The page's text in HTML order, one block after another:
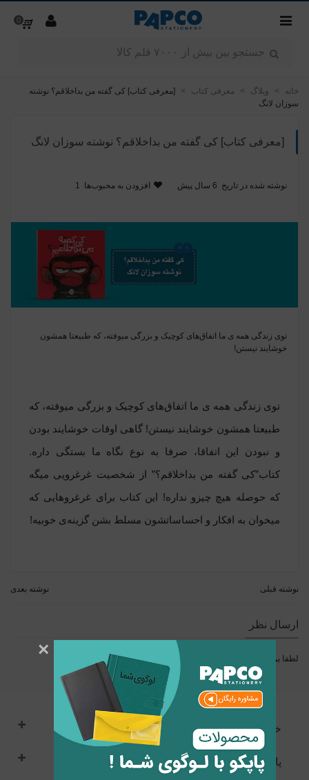
0
خانه > وبلاگ > معرفی کتاب >
[معرفی کتاب] کی گفته من بداخلاقم؟ نوشته
سوزان لانگ
[معرفی کتاب] کی گفته من بداخلاقم؟ نوشته سوزان لانگ
نوشته شده در تاریخ 6 سال پیش افزودن به محبوب‌ها 1
توی زندگی همه ی ما اتفاق‌های کوچیک و بزرگی میوفته، که طبیعتا همشون
خوشایند نیستن!
توی زندگی همه ی ما اتفاق‌های کوچیک و بزرگی میوفته، که
طبیعتا همشون خوشایند نیستن! گاهی اوقات خوشایند بودن
و نبودن این اتفاقا، صرفا به نوع نگاه ما بستگی داره.
کتاب”کی گفته من بداخلاقم؟” از شخصیت غرغرویی میگه
که حوصله هیچ چیزو نداره! این کتاب برای غرغروهایی که
میخوان به افکار و احساساتشون مسلط بشن گزینه‌ی خوبیه!
نوشته قبلی نوشته بعدی
ارسال نظر
لطفا برای ارسال نظر
خدمات مشتریان
پاپکو
×